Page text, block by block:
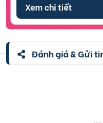
Xem chi tiết
Đánh giá & Gửi